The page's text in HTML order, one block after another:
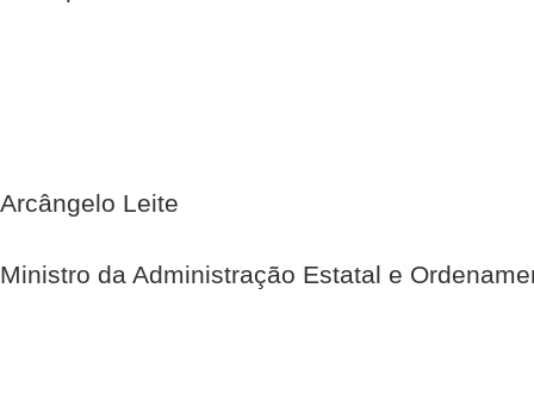
Arcângelo Leite
Ministro da Administração Estatal e